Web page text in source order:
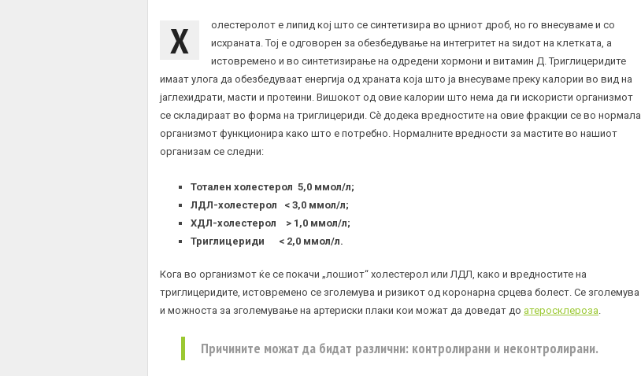
Х
олестеролот е липид кој што се синтетизира во црниот дроб, но го внесуваме и со
исхраната. Тој е одговорен за обезбедување на интегритет на ѕидот на клетката, а
истовремено и во синтетизирање на одредени хормони и витамин Д. Триглицеридите
имаат улога да обезбедуваат енергија од храната која што ја внесуваме преку калории во вид на
јаглехидрати, масти и протеини. Вишокот од овие калории што нема да ги искористи организмот
се складираат во форма на триглицериди. Сè додека вредностите на овие фракции се во нормала,
организмот функционира како што е потребно. Нормалните вредности за мастите во нашиот
организам се следни:
Тотален холестерол 5,0 ммол/л;
ЛДЛ-холестерол < 3,0 ммол/л;
ХДЛ-холестерол > 1,0 ммол/л;
Триглицериди < 2,0 ммол/л.
Кога во организмот ќе се покачи „лошиот“ холестерол или ЛДЛ, како и вредностите на
триглицеридите, истовремено се зголемува и ризикот од коронарна срцева болест. Се зголемува
и можноста за зголемување на артериски плаки кои можат да доведат до атеросклероза.
Причините можат да бидат различни: контролирани и неконтролирани.